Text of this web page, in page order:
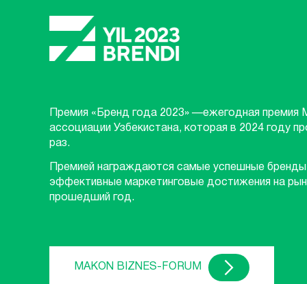
Премия «Бренд года 2023» —ежегодная премия
ассоциации Узбекистана, которая в 2024 году
раз.
Премией награждаются самые успешные
эффективные маркетинговые достижения на
прошедший год.
MAKON BIZNES-FORUM